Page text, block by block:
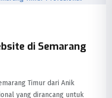
di Semarang
Timur dari Anik
yang dirancang untuk